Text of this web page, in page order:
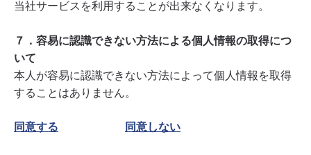
当社サービスを利用することが出来なくなります。
７．容易に認識できない方法による個人情報の取得につ
いて
本人が容易に認識できない方法によって個人情報を取得
することはありません。
同意する 同意しない